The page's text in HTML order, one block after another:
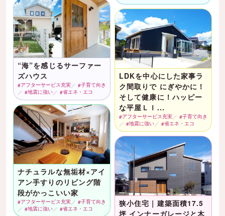
“海”を感じるサーファー
ズハウス
アフターサービス充実
子育て向き
地震に強い
省エネ・エコ
LDKを中心にした家事ラ
ク間取りで にぎやかに！
そして健康に！ハッピー
な平屋ＬＩ...
アフターサービス充実
子育て向き
地震に強い
省エネ・エコ
ナチュラルな無垢材×アイ
アン手すりのリビング階
段がかっこいい家
アフターサービス充実
子育て向き
地震に強い
省エネ・エコ
狭小住宅｜建築面積17.5
坪 インナーガレージと木